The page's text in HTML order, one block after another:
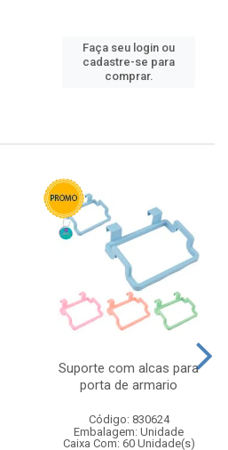
Faça seu login ou
cadastre-se para
comprar.
Suporte com alcas para
porta de armario
Código: 830624
Embalagem: Unidade
Caixa Com: 60 Unidade(s)